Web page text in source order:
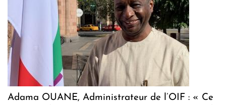
Adama OUANE, Administrateur de l’OIF : « Ce